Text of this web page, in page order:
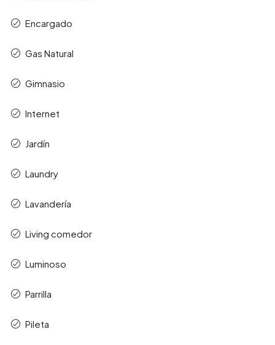
Encargado
Gas Natural
Gimnasio
Internet
Jardín
Laundry
Lavandería
Living comedor
Luminoso
Parrilla
Pileta